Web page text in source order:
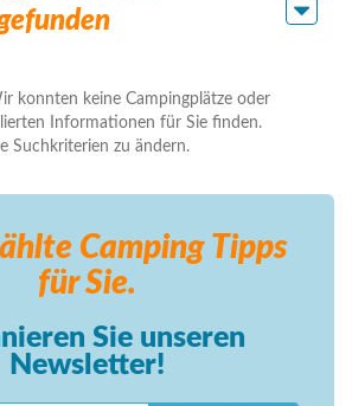
konnten keine Campingplätze oder
Informationen für Sie finden.
Suchkriterien zu ändern.
Camping Tipps
für Sie.
Sie unseren
Newsletter!